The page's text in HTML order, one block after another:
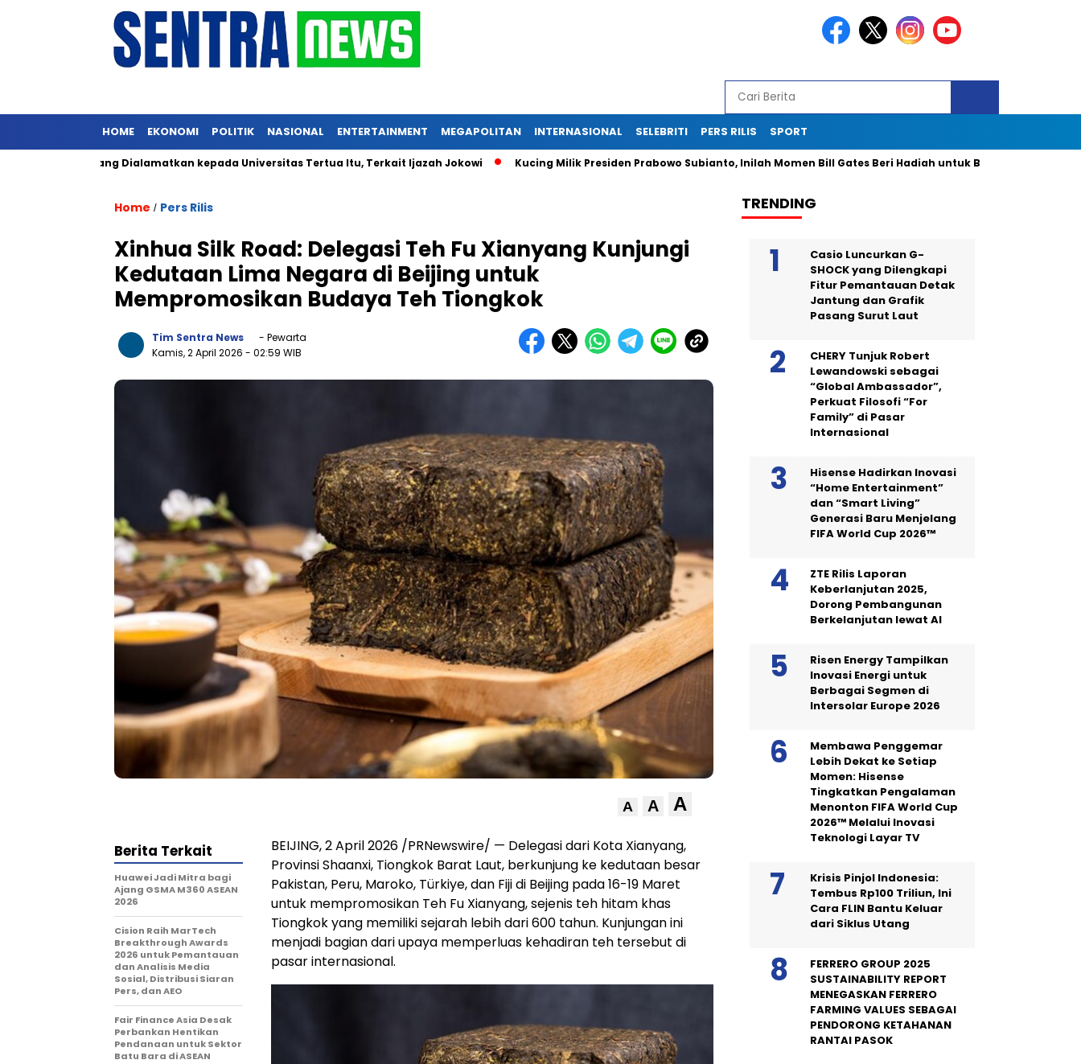
HOME EKONOMI POLITIK NASIONAL ENTERTAINMENT MEGAPOLITAN INTERNASIONAL SELEBRITI PERS RILIS SPORT
Triliun yang Dialamatkan kepada Universitas Tertua Itu, Terkait Ijazah Jokowi Kucing Milik Presiden Prabowo Subianto, Inilah Momen Bill Gates Beri Hadiah untuk Bobby Kertanegara
Home / Pers Rilis
Xinhua Silk Road: Delegasi Teh Fu Xianyang Kunjungi
Kedutaan Lima Negara di Beijing untuk
Mempromosikan Budaya Teh Tiongkok
Tim Sentra News
- Pewarta
Kamis, 2 April 2026 - 02:59 WIB
A A A
BEIJING, 2 April 2026 /PRNewswire/ — Delegasi dari Kota Xianyang,
Provinsi Shaanxi, Tiongkok Barat Laut, berkunjung ke kedutaan besar
Pakistan, Peru, Maroko, Türkiye, dan Fiji di Beijing pada 16-19 Maret
untuk mempromosikan Teh Fu Xianyang, sejenis teh hitam khas
Tiongkok yang memiliki sejarah lebih dari 600 tahun. Kunjungan ini
menjadi bagian dari upaya memperluas kehadiran teh tersebut di
pasar internasional.
Berita Terkait
Huawei Jadi Mitra bagi
Ajang GSMA M360 ASEAN
2026
Cision Raih MarTech
Breakthrough Awards
2026 untuk Pemantauan
dan Analisis Media
Sosial, Distribusi Siaran
Pers, dan AEO
Fair Finance Asia Desak
Perbankan Hentikan
Pendanaan untuk Sektor
Batu Bara di ASEAN
TRENDING
Casio Luncurkan G-
SHOCK yang Dilengkapi
Fitur Pemantauan Detak
Jantung dan Grafik
Pasang Surut Laut
CHERY Tunjuk Robert
Lewandowski sebagai
“Global Ambassador”,
Perkuat Filosofi “For
Family” di Pasar
Internasional
Hisense Hadirkan Inovasi
“Home Entertainment”
dan “Smart Living”
Generasi Baru Menjelang
FIFA World Cup 2026™
ZTE Rilis Laporan
Keberlanjutan 2025,
Dorong Pembangunan
Berkelanjutan lewat AI
Risen Energy Tampilkan
Inovasi Energi untuk
Berbagai Segmen di
Intersolar Europe 2026
Membawa Penggemar
Lebih Dekat ke Setiap
Momen: Hisense
Tingkatkan Pengalaman
Menonton FIFA World Cup
2026™ Melalui Inovasi
Teknologi Layar TV
Krisis Pinjol Indonesia:
Tembus Rp100 Triliun, Ini
Cara FLIN Bantu Keluar
dari Siklus Utang
FERRERO GROUP 2025
SUSTAINABILITY REPORT
MENEGASKAN FERRERO
FARMING VALUES SEBAGAI
PENDORONG KETAHANAN
RANTAI PASOK